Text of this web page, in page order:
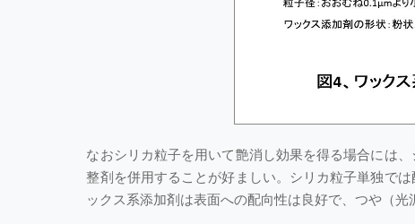
なおシリカ粒子を用いて艶消し効果を得る場合には
整剤を併用することが好ましい。シリカ粒子単独で
ックス系添加剤は表面への配向性は良好で、つや（光